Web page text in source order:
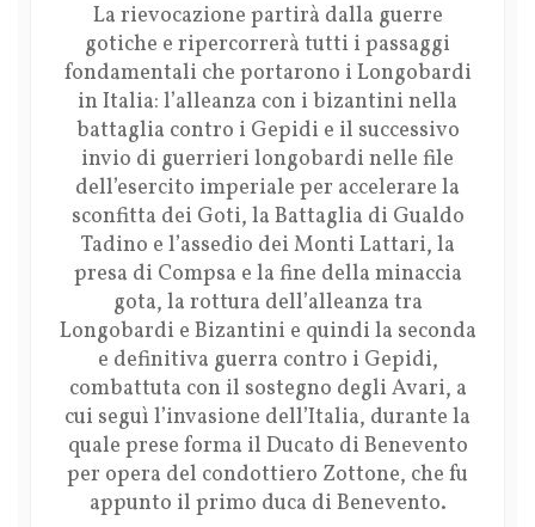
La rievocazione partirà dalla guerre
gotiche e ripercorrerà tutti i passaggi
fondamentali che portarono i Longobardi
in Italia: l’alleanza con i bizantini nella
battaglia contro i Gepidi e il successivo
invio di guerrieri longobardi nelle file
dell’esercito imperiale per accelerare la
sconfitta dei Goti, la Battaglia di Gualdo
Tadino e l’assedio dei Monti Lattari, la
presa di Compsa e la fine della minaccia
gota, la rottura dell’alleanza tra
Longobardi e Bizantini e quindi la seconda
e definitiva guerra contro i Gepidi,
combattuta con il sostegno degli Avari, a
cui seguì l’invasione dell’Italia, durante la
quale prese forma il Ducato di Benevento
per opera del condottiero Zottone, che fu
appunto il primo duca di Benevento.